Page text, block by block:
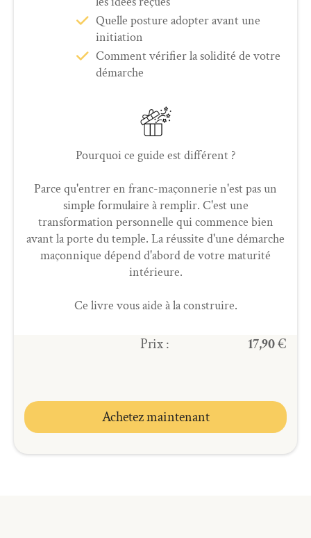
Quelle posture adopter avant une
initiation
Comment vérifier la solidité de votre
démarche
Pourquoi ce guide est différent ?
Parce qu'entrer en franc-maçonnerie n'est pas un
simple formulaire à remplir. C'est une
transformation personnelle qui commence bien
avant la porte du temple. La réussite d'une démarche
maçonnique dépend d'abord de votre maturité
intérieure.
Ce livre vous aide à la construire.
Prix : 17,90€
Achetez maintenant